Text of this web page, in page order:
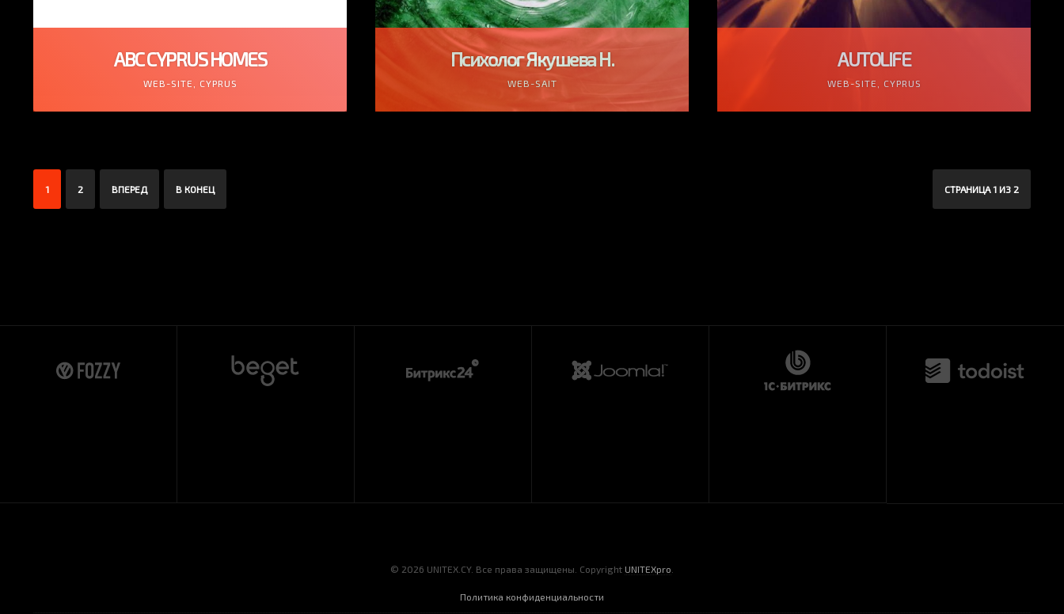
ABC CYPRUS HOMES
WEB-SITE, CYPRUS
Психолог Якушева Н.
WEB-SAIT
AUTOLIFE
WEB-SITE, CYPRUS
СТРАНИЦА 1 ИЗ 2
1 2 ВПЕРЕД В КОНЕЦ
© 2026 UNITEX.CY. Все права защищены. Copyright UNITEXpro
Политика конфиденциальности